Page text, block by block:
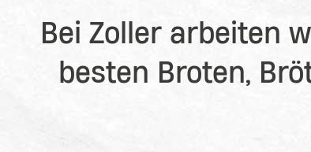
Bei Zoller arbeiten
besten Broten,